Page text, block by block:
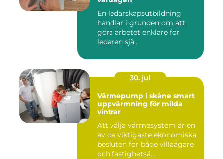
En ledarskapsutbildning
handlar i grunden om att
göra arbetet enklare för
ledaren sjä...
30. jul
Värmepump i skåne smart
uppvärmning för milda
vintrar
Att välja värmesystem är en
av de viktigaste ekonomiska
besluten för både villaägare
och fastighetsä...